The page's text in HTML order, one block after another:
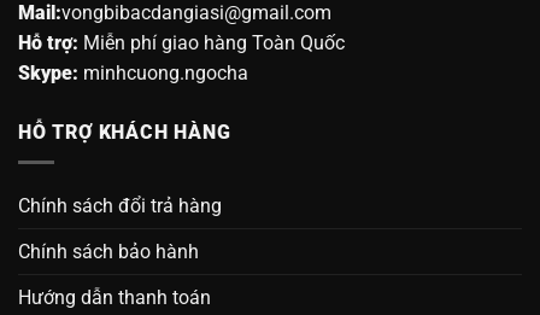
Mail:vongbibacdangiasi@gmail.com
Hỗ trợ: Miễn phí giao hàng Toàn Quốc
Skype: minhcuong.ngocha
HỖ TRỢ KHÁCH HÀNG
Chính sách đổi trả hàng
Chính sách bảo hành
Hướng dẫn thanh toán